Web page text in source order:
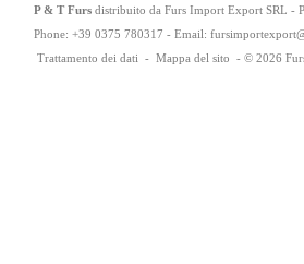
P & T Furs distribuito da Furs Import Export SRL -
Phone: +39 0375 780317 - Email: fursimportexport
Trattamento dei dati - Mappa del sito - © 2026